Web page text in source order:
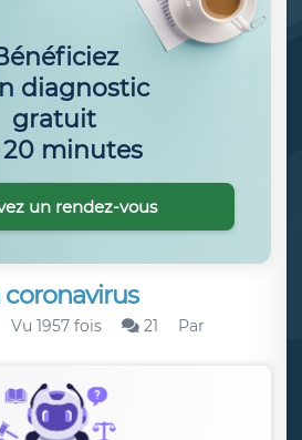
Vu 1957 fois 21
Par
diagnostic
gratuit
minutes
un rendez-vous